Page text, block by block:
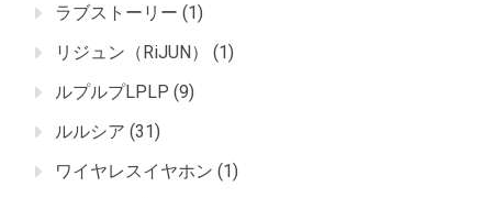
ラブストーリー (1)
リジュン（RiJUN）
(1)
ルプルプLPLP (9)
ルルシア (31)
ワイヤレスイヤホン (1)